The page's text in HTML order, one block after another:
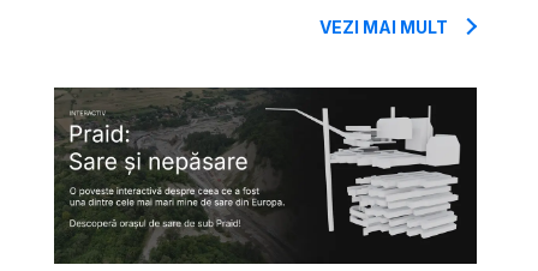
VEZI MAI MULT